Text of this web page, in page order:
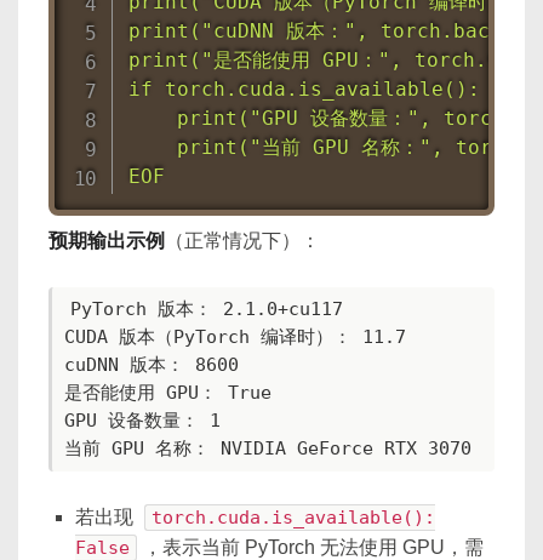
print("cuDNN 版本：",
print("是否能使用 GPU：",
if torch.cuda.is_available():
print("GPU 设备数量：",
print("当前 GPU 名称：",
EOF
预期输出示例 （正常情况下）：
PyTorch 版本： 2.1.0+cu117
CUDA 版本（PyTorch 编译时）： 11.7
cuDNN 版本： 8600
是否能使用 GPU： True
GPU 设备数量： 1
当前 GPU 名称： NVIDIA GeForce RTX 3070
若出现
torch.cuda.is_available():
False
，表示当前 PyTorch 无法使用 GPU，需